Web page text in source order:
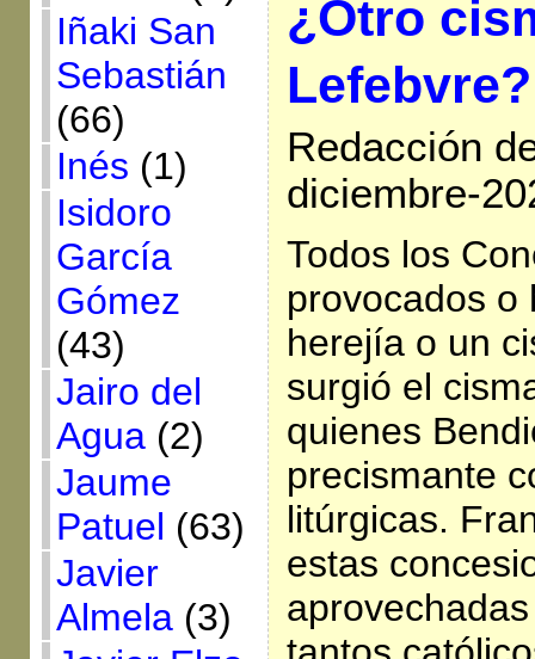
Iñaki San
Sebastián
(66)
Inés (1)
Isidoro
García
Gómez
(43)
Jairo del
Agua(2)
Jaume
Patuel (63)
Javier
Almela(3)
¿Otro
Lefebvre?
Redacción
diciembre-
Todos los
provocados o
herejía o un
surgió el
quienes
precismante
litúrgicas.
estas